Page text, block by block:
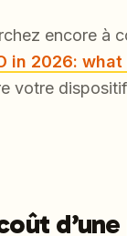
encore à
in 2026:
votre